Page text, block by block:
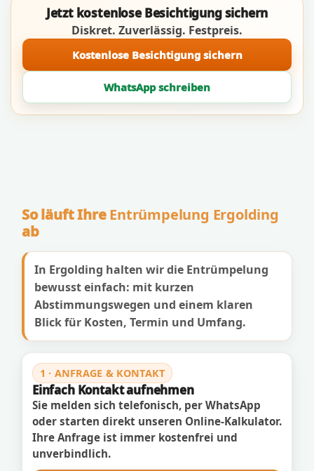
Jetzt kostenlose Besichtigung sichern
Diskret. Zuverlässig. Festpreis.
Kostenlose Besichtigung sichern
WhatsApp schreiben
So läuft IhreEntrümpelung Ergolding
ab
In Ergolding halten wir die Entrümpelung
bewusst einfach: mit kurzen
Abstimmungswegen und einem klaren
Blick für Kosten, Termin und Umfang.
1 · ANFRAGE & KONTAKT
Einfach Kontakt aufnehmen
Sie melden sich telefonisch, per WhatsApp
oder starten direkt unseren Online-Kalkulator.
Ihre Anfrage ist immer kostenfrei und
unverbindlich.